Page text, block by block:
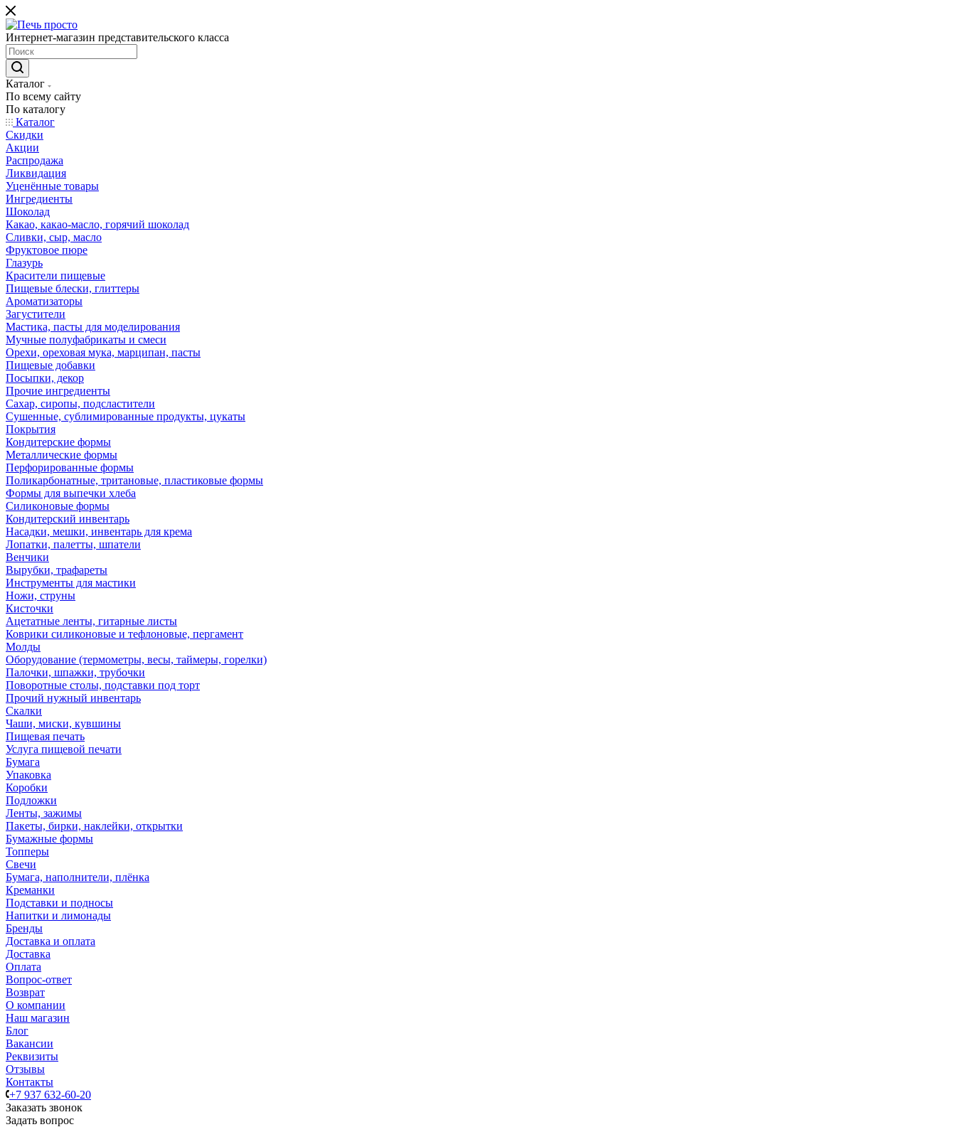
Интернет-магазин представительского класса
Каталог
По всему сайту
По каталогу
Каталог
Скидки
Акции
Распродажа
Ликвидация
Уценённые товары
Ингредиенты
Шоколад
Какао, какао-масло, горячий шоколад
Сливки, сыр, масло
Фруктовое пюре
Глазурь
Красители пищевые
Пищевые блески, глиттеры
Ароматизаторы
Загустители
Мастика, пасты для моделирования
Мучные полуфабрикаты и смеси
Орехи, ореховая мука, марципан, пасты
Пищевые добавки
Посыпки, декор
Прочие ингредиенты
Сахар, сиропы, подсластители
Сушенные, сублимированные продукты, цукаты
Покрытия
Кондитерские формы
Металлические формы
Перфорированные формы
Поликарбонатные, тритановые, пластиковые формы
Формы для выпечки хлеба
Силиконовые формы
Кондитерский инвентарь
Насадки, мешки, инвентарь для крема
Лопатки, палетты, шпатели
Венчики
Вырубки, трафареты
Инструменты для мастики
Ножи, струны
Кисточки
Ацетатные ленты, гитарные листы
Коврики силиконовые и тефлоновые, пергамент
Молды
Оборудование (термометры, весы, таймеры, горелки)
Палочки, шпажки, трубочки
Поворотные столы, подставки под торт
Прочий нужный инвентарь
Скалки
Чаши, миски, кувшины
Пищевая печать
Услуга пищевой печати
Бумага
Упаковка
Коробки
Подложки
Ленты, зажимы
Пакеты, бирки, наклейки, открытки
Бумажные формы
Топперы
Свечи
Бумага, наполнители, плёнка
Креманки
Подставки и подносы
Напитки и лимонады
Бренды
Доставка и оплата
Доставка
Оплата
Вопрос-ответ
Возврат
О компании
Наш магазин
Блог
Вакансии
Реквизиты
Отзывы
Контакты
+7 937 632-60-20
Заказать звонок
Задать вопрос